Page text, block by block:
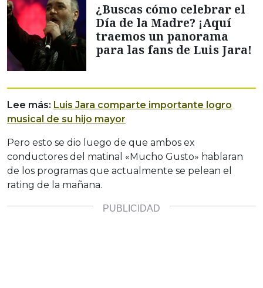
¿Buscas cómo celebrar el
Día de la Madre? ¡Aquí
traemos un panorama
para las fans de Luis Jara!
Lee más: Luis Jara comparte importante logro
musical de su hijo mayor
Pero esto se dio luego de que ambos ex
conductores del matinal «Mucho Gusto» hablaran
de los programas que actualmente se pelean el
rating de la mañana.